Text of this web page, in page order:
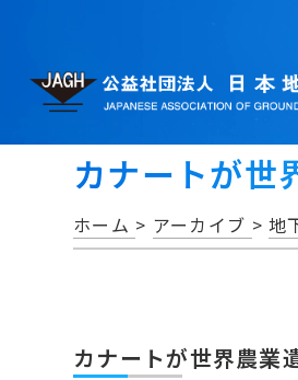
カナートが世
ホーム > アーカイブ >地
カナートが世界農業